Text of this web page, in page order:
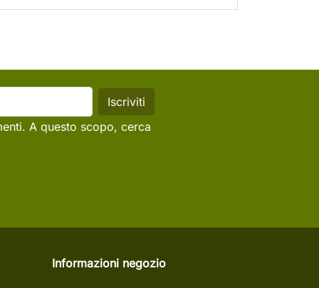
A questo scopo, cerca
Informazioni negozio